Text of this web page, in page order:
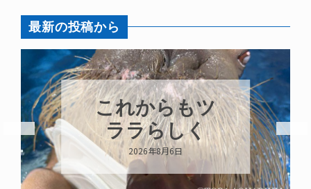
最新の投稿から
これからもツ
ララらしく
2026年8月6日